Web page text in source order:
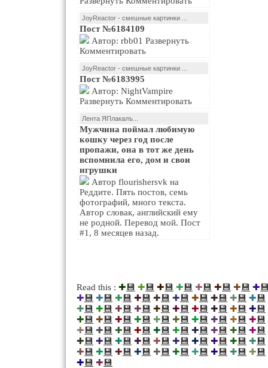
JoyReactor - смешные картинки ...
Пост №6184109
Комментировать
JoyReactor - смешные картинки ...
Пост №6183995
Развернуть Комментировать
Лента ЯПлакалъ...
Мужчина поймал любимую
кошку через год после
пропажи, она в тот же день
вспомнила его, дом и свои
игрушки
Реддите. Пять постов, семь
фотографий, много текста.
Автор словак, английский ему
не родной. Перевод мой. Пост
#1, 8 месяцев назад.
Read this : ✚💾 ✚💾 ✚💾 ✚💾 ✚💾 ✚💾 ✚💾 ✚
✚💾 ✚💾 ✚💾 ✚💾 ✚💾 ✚💾 ✚💾 ✚💾 ✚💾 ✚💾
✚💾 ✚💾 ✚💾 ✚💾 ✚💾 ✚💾 ✚💾 ✚💾 ✚💾 ✚💾
✚💾 ✚💾 ✚💾 ✚💾 ✚💾 ✚💾 ✚💾 ✚💾 ✚💾 ✚💾
✚💾 ✚💾 ✚💾 ✚💾 ✚💾 ✚💾 ✚💾 ✚💾 ✚💾 ✚💾
✚💾 ✚💾 ✚💾 ✚💾 ✚💾 ✚💾 ✚💾 ✚💾 ✚💾 ✚💾
✚💾 ✚💾 ✚💾 ✚💾 ✚💾 ✚💾 ✚💾 ✚💾 ✚💾 ✚💾
✚💾 ✚💾